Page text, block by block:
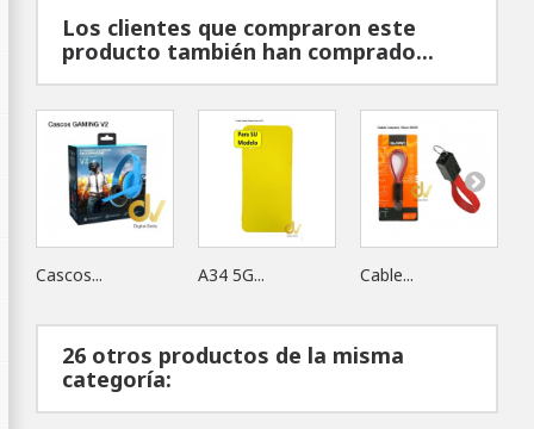
Los clientes que compraron este
producto también han comprado...
Cascos... A34 5G... Cable...
26 otros productos de la misma
categoría: